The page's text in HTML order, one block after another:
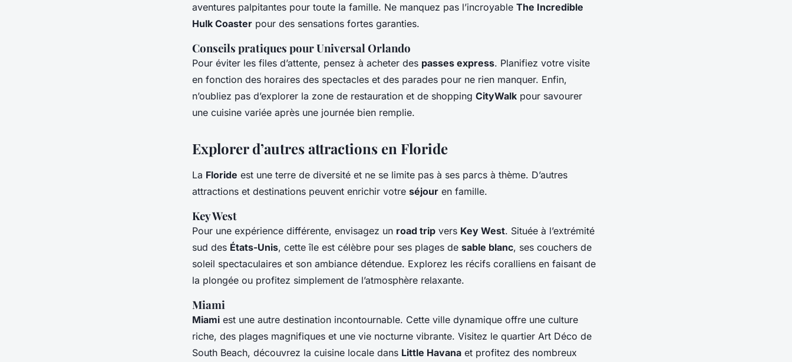
aventures palpitantes pour toute la famille. Ne manquez pas l’incroyable The Incredible
Hulk Coaster pour des sensations fortes garanties.
Conseils pratiques pour Universal Orlando
Pour éviter les files d’attente, pensez à acheter des passes express. Planifiez votre visite
en fonction des horaires des spectacles et des parades pour ne rien manquer. Enfin,
n’oubliez pas d’explorer la zone de restauration et de shopping CityWalk pour savourer
une cuisine variée après une journée bien remplie.
Explorer d’autres attractions en Floride
La Floride est une terre de diversité et ne se limite pas à ses parcs à thème. D’autres
attractions et destinations peuvent enrichir votre séjour en famille.
Key West
Pour une expérience différente, envisagez un road trip vers Key West. Située à l’extrémité
sud des États-Unis, cette île est célèbre pour ses plages de sable blanc, ses couchers de
soleil spectaculaires et son ambiance détendue. Explorez les récifs coralliens en faisant de
la plongée ou profitez simplement de l’atmosphère relaxante.
Miami
Miami est une autre destination incontournable. Cette ville dynamique offre une culture
riche, des plages magnifiques et une vie nocturne vibrante. Visitez le quartier Art Déco de
South Beach, découvrez la cuisine locale dans Little Havana et profitez des nombreux